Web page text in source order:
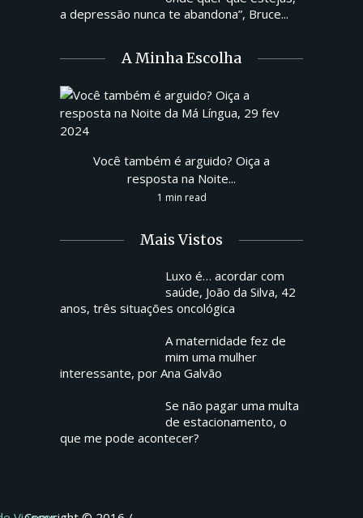
a depressão nunca te abandona”, Bruce...
A Minha Escolha
Você também é arguido? Oiça a
resposta na Noite...
1 min read
Mais Vistos
Luxo é… acordar com
saúde, João da Silva, 42
anos, três situações oncológica
A maternidade fez de
mim uma mulher
interessante, por Ana Galvão
Se não pagar uma multa
de estacionamento, o
que me pode acontecer?